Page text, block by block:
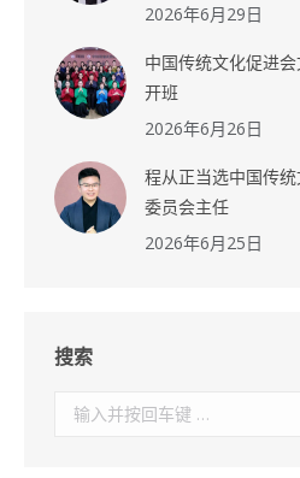
2026年6月29日
中国传统文化促进
开班
2026年6月26日
程从正当选中国传
委员会主任
2026年6月25日
搜索